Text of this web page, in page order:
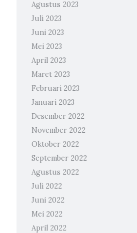
Agustus 2023
Juli 2023
Juni 2023
Mei 2023
April 2023
Maret 2023
Februari 2023
Januari 2023
Desember 2022
November 2022
Oktober 2022
September 2022
Agustus 2022
Juli 2022
Juni 2022
Mei 2022
April 2022